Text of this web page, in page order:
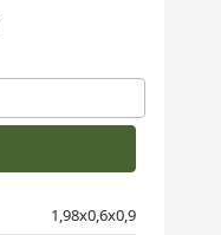
1,98x0,6x0,9